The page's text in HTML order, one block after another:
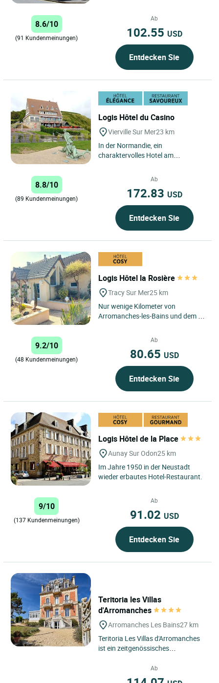
8.6/10
(91 Kundenmeinungen)
Ab
102.55 USD
Entdecken Sie
Logis Hôtel du Casino
Vierville Sur Mer23 km
In der Normandie, ein
charaktervolles Hotel am
als eine Stunde von Caen entfernt,
8.8/10
(89 Kundenmeinungen)
Ab
172.83 USD
Entdecken Sie
Logis Hôtel la Rosière
Tracy Sur Mer25 km
Nur wenige Kilometer von
Arromanches-les-Bains und dem D-
verfügt das Hotel La Rosière über...
9.2/10
(48 Kundenmeinungen)
Ab
80.65 USD
Entdecken Sie
Logis Hôtel de la Place
Aunay Sur Odon25 km
Im Jahre 1950 in der Neustadt
wieder erbautes Hotel-Restaurant.
9/10
(137 Kundenmeinungen)
Ab
91.02 USD
Entdecken Sie
Teritoria les Villas
d'Arromanches
Arromanches Les Bains27 km
Teritoria Les Villas d'Arromanches
ist ein zeitgenössisches
les-Bains in der Normandie, mit...
Ab